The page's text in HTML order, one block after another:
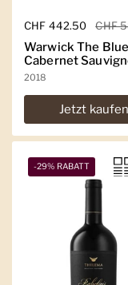
Regulärer Preis
CHF 442.50 Sale-
CHF
Warwick The
Cabernet
2018
Jetzt kaufen
-29% RABATT